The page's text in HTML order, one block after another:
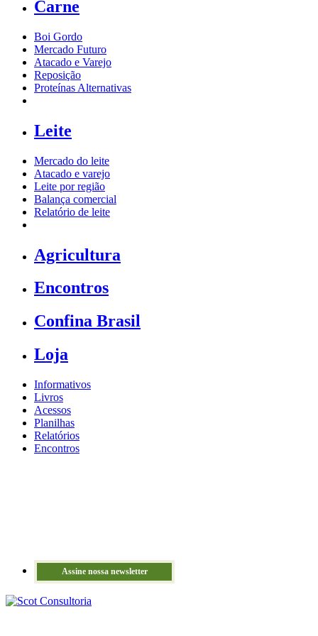
Carne
Boi Gordo
Mercado Futuro
Atacado e Varejo
Reposição
Proteínas Alternativas
Leite
Mercado do leite
Atacado e varejo
Leite por região
Balança comercial
Relatório de leite
Agricultura
Encontros
Confina Brasil
Loja
Informativos
Livros
Acessos
Planilhas
Relatórios
Encontros
Assine nossa newsletter